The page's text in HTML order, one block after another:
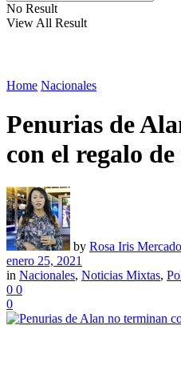
No Result
View All Result
Home Nacionales
Penurias de
con el regalo
by Rosa Iris Mercado
enero 25, 2021
in Nacionales, Noticias Mixtas,
0 0
0